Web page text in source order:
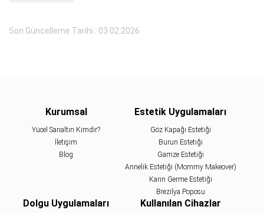
Son Güncelleme Tarihi : 03.02.2026
Kurumsal
Yücel Sarıaltın Kimdir?
İletişim
Blog
Estetik Uygulamaları
Göz Kapağı Estetiği
Burun Estetiği
Gamze Estetiği
Annelik Estetiği (Mommy Makeover)
Karın Germe Estetiği
Brezilya Poposu
Dolgu Uygulamaları Kullanılan Cihazlar